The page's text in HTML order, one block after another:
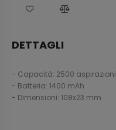
DETTAGLI
- Capacità: 2500 aspirazioni
- Batteria: 1400 mAh
- Dimensioni: 108x23 mm